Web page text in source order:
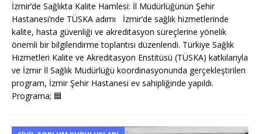
İzmir’de Sağlıkta Kalite Hamlesi: İl Müdürlüğünün Şehir
Hastanesi’nde TÜSKA adımı İzmir’de sağlık hizmetlerinde
kalite, hasta güvenliği ve akreditasyon süreçlerine yönelik
önemli bir bilgilendirme toplantısı düzenlendi. Türkiye Sağlık
Hizmetleri Kalite ve Akreditasyon Enstitüsü (TÜSKA) katkılarıyla
ve İzmir İl Sağlık Müdürlüğü koordinasyonunda gerçekleştirilen
program, İzmir Şehir Hastanesi ev sahipliğinde yapıldı.
Programa; 🟦